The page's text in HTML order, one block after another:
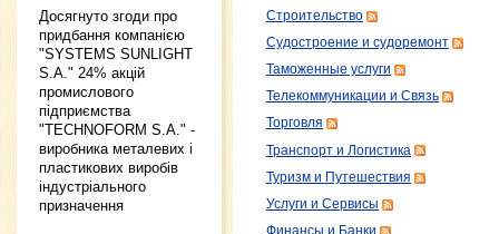
Досягнуто згоди про
придбання компанією
"SYSTEMS SUNLIGHT
S.A." 24% акцій
промислового
підприємства
"TECHNOFORM S.A." -
виробника металевих і
пластикових виробів
індустріального
призначення
Строительство
Судостроение и судоремонт
Таможенные услуги
Телекоммуникации и Связь
Торговля
Транспорт и Логистика
Туризм и Путешествия
Услуги и Сервисы
Финансы и Банки